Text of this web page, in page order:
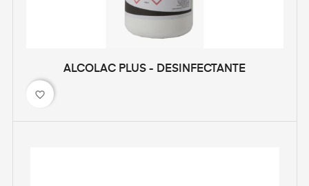
ALCOLAC PLUS - DESINFECTANTE
favorite_border